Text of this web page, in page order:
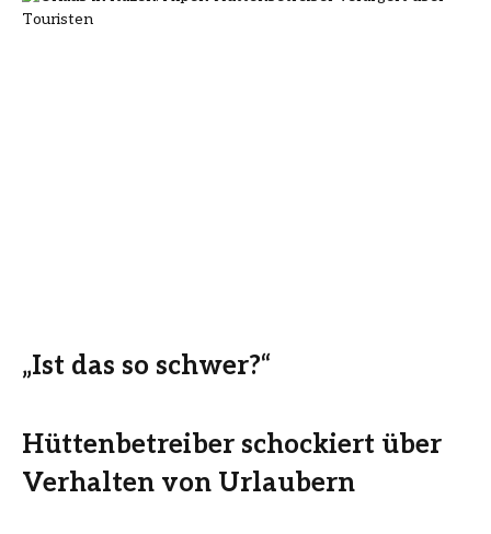
„Ist das so schwer?“
Hüttenbetreiber schockiert über
Verhalten von Urlaubern